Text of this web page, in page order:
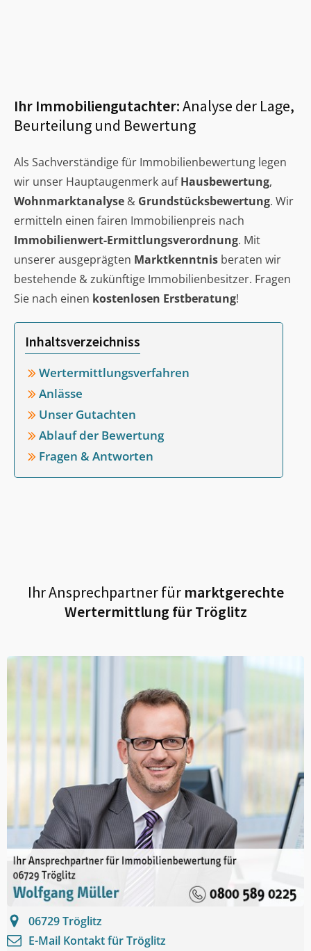
Ihr Immobiliengutachter:Analyse der Lage,
Beurteilung und Bewertung
Als Sachverständige für Immobilienbewertung legen
wir unser Hauptaugenmerk aufHausbewertung,
Wohnmarktanalyse & Grundstücksbewertung. Wir
ermitteln einen fairen Immobilienpreis nach
Immobilienwert-Ermittlungsverordnung. Mit
unserer ausgeprägten Marktkenntnis beraten wir
bestehende & zukünftige Immobilienbesitzer. Fragen
Sie nach einen kostenlosen Erstberatung!
Inhaltsverzeichniss
Wertermittlungsverfahren
Anlässe
Unser Gutachten
Ablauf der Bewertung
Fragen & Antworten
Ihr Ansprechpartner fürmarktgerechte
Wertermittlung fürTröglitz
06729Tröglitz
E-Mail Kontakt fürTröglitz